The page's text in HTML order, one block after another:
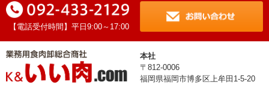
【電話受付時間】平日9:00～17:00
本社
〒812-0006
福岡県福岡市博多区上牟田1-5-20